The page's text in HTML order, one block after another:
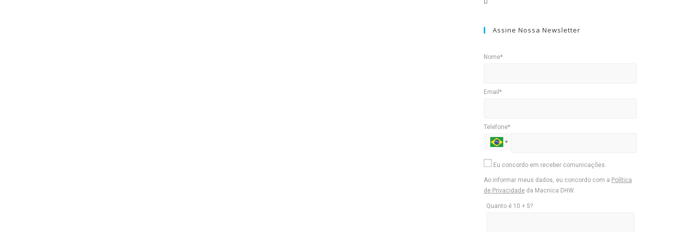
Assine Nossa Newsletter
Nome*
Email*
Telefone*
Eu concordo em receber comunicações.
Ao informar meus dados, eu concordo com a Política
de Privacidade da Macnica DHW.
Quanto é 10 + 5?